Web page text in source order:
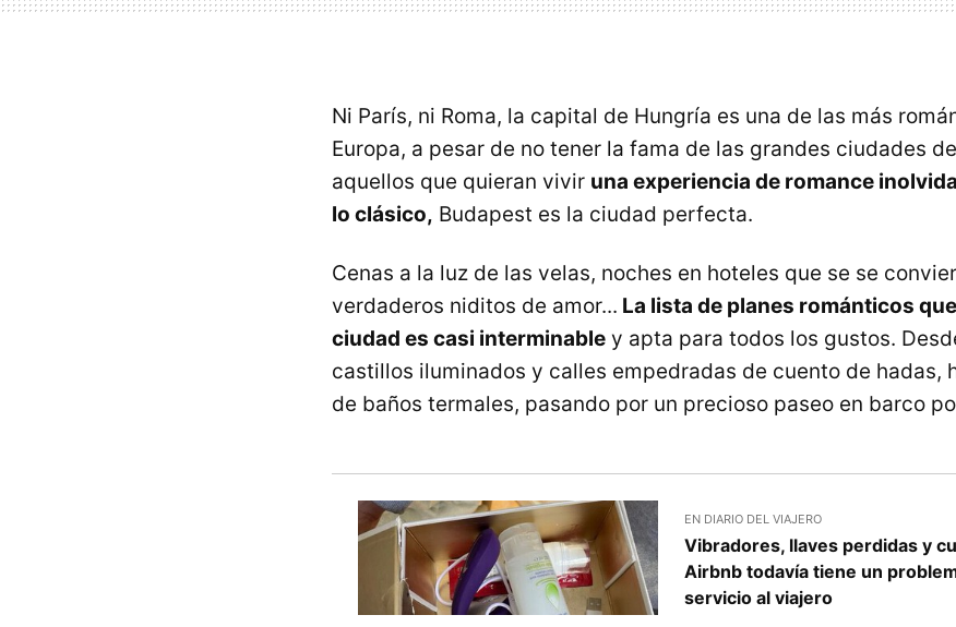
Ni París, ni Roma, la capital de Hungría es una de las más
Europa, a pesar de no tener la fama de las grandes ciudades
aquellos que quieran vivir una experiencia de romance
lo clásico, Budapest es la ciudad perfecta.
Cenas a la luz de las velas, noches en hoteles que se se
verdaderos niditos de amor... La lista de planes románticos
ciudad es casi interminable y apta para todos los gustos.
castillos iluminados y calles empedradas de cuento de hadas,
de baños termales, pasando por un precioso paseo en barco
EN DIARIO DEL VIAJERO
Vibradores, llaves perdidas y
Airbnb todavía tiene un
servicio al viajero